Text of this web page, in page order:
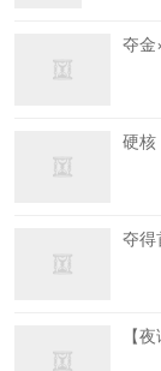
夺金
硬核
夺
【